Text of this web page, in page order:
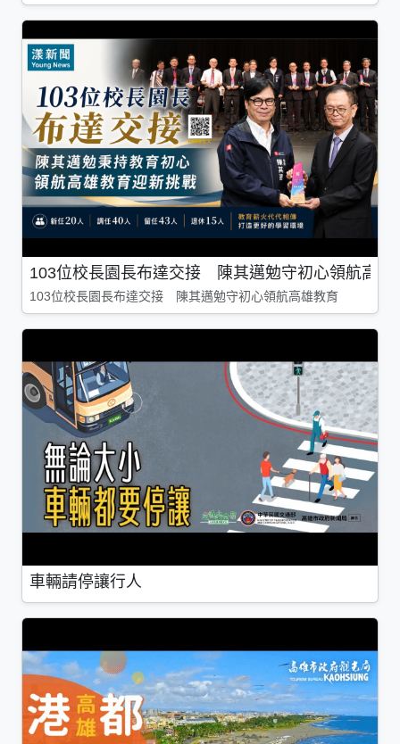
103位校長園長布達交接 陳其邁勉守初心領航高雄
103位校長園長布達交接 陳其邁勉守初心領航高雄教育
車輛請停讓行人